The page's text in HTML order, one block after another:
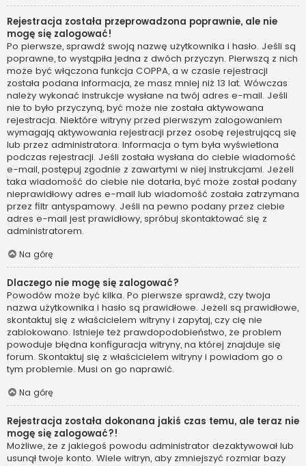
Rejestracja została przeprowadzona poprawnie, ale nie
mogę się zalogować!
Po pierwsze, sprawdź swoją nazwę użytkownika i hasło. Jeśli są
poprawne, to wystąpiła jedna z dwóch przyczyn. Pierwszą z nich
może być włączona funkcja COPPA, a w czasie rejestracji
została podana informacja, że masz mniej niż 13 lat. Wówczas
należy wykonać instrukcje wysłane na twój adres e-mail. Jeśli
nie to było przyczyną, być może nie została aktywowana
rejestracja. Niektóre witryny przed pierwszym zalogowaniem
wymagają aktywowania rejestracji przez osobę rejestrującą się
lub przez administratora. Informacja o tym była wyświetlona
podczas rejestracji. Jeśli została wysłana do ciebie wiadomość
e-mail, postępuj zgodnie z zawartymi w niej instrukcjami. Jeżeli
taka wiadomość do ciebie nie dotarła, być może został podany
nieprawidłowy adres e-mail lub wiadomość została zatrzymana
przez filtr antyspamowy. Jeśli na pewno podany przez ciebie
adres e-mail jest prawidłowy, spróbuj skontaktować się z
administratorem.
Na górę
Dlaczego nie mogę się zalogować?
Powodów może być kilka. Po pierwsze sprawdź, czy twoja
nazwa użytkownika i hasło są prawidłowe. Jeżeli są prawidłowe,
skontaktuj się z właścicielem witryny i zapytaj, czy cię nie
zablokowano. Istnieje też prawdopodobieństwo, że problem
powoduje błędna konfiguracja witryny, na której znajduje się
forum. Skontaktuj się z właścicielem witryny i powiadom go o
tym problemie. Musi on go naprawić.
Na górę
Rejestracja została dokonana jakiś czas temu, ale teraz nie
mogę się zalogować?!
Możliwe, że z jakiegoś powodu administrator dezaktywował lub
usunął twoje konto. Wiele witryn, aby zmniejszyć rozmiar bazy